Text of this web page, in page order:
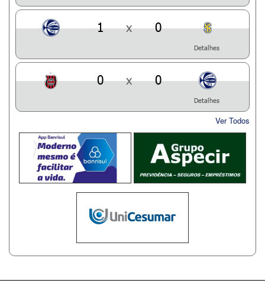
1 x 0
Detalhes
0 x 0
Detalhes
Ver Todos